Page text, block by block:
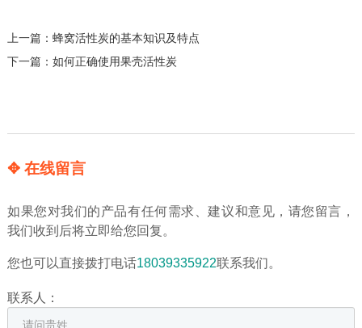
上一篇： 蜂窝活性炭的基本知识及特点
下一篇： 如何正确使用果壳活性炭
✥ 在线留言
如果您对我们的产品有任何需求、建议和意见，请您留言，
我们收到后将立即给您回复。
您也可以直接拨打电话18039335922联系我们。
联系人：